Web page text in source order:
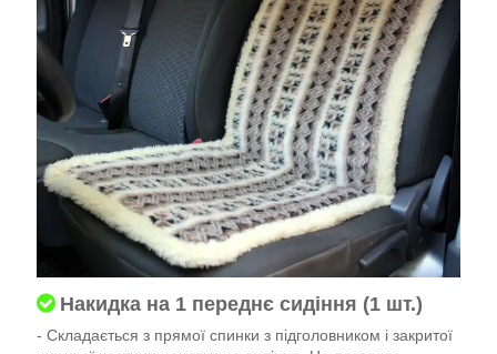
Накидка на 1 переднє сидіння (1 шт.)
- Складається з прямої спинки з підголовником і закритої